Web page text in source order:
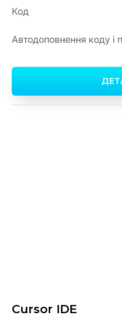
Код
Автодоповнення коду і
Cursor IDE